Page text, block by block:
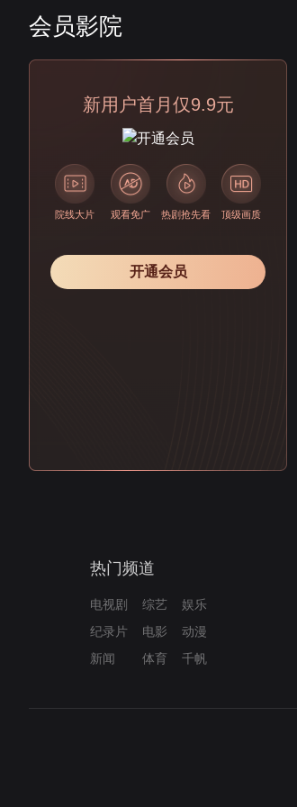
会员影院
新用户首月仅9.9元
院线大片 观看免广 热剧抢先看 顶级画质
开通会员
热门频道
电视剧 综艺
娱乐
纪录片
电影
动漫
新闻
体育 千帆